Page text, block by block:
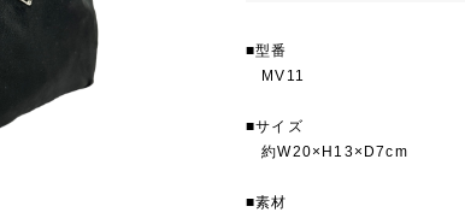
■型番
MV11
■サイズ
約W20×H13×D7cm
■素材